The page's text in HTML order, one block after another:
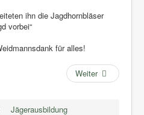
ihn die Jagdhornbläser
vorbei“
für alles!
Weiter
Jägerausbildung